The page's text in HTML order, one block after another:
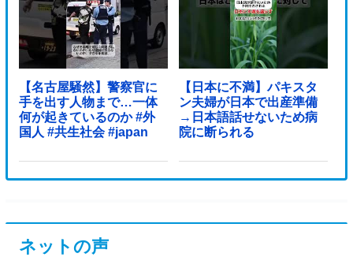
【名古屋騒然】警察官に
手を出す人物まで…一体
何が起きているのか #外
国人 #共生社会 #japan
【日本に不満】パキスタ
ン夫婦が日本で出産準備
→日本語話せないため病
院に断られる
ネットの声